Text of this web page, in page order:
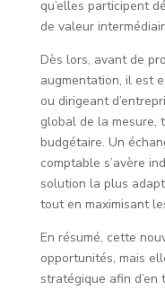
qu’elles participent
de valeur
Dès lors, avant de
augmentation, il est
ou dirigeant
global de la mesure,
budgétaire. Un
comptable s’avère
solution la plus
tout en maximisant
En résumé, cette
opportunités, mais
stratégique afin